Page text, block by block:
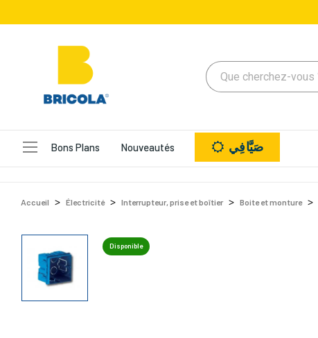
Bons Plans Nouveautés صَيَّافِي
Accueil Électricité Interrupteur, prise et boîtier Boite et monture
Disponible